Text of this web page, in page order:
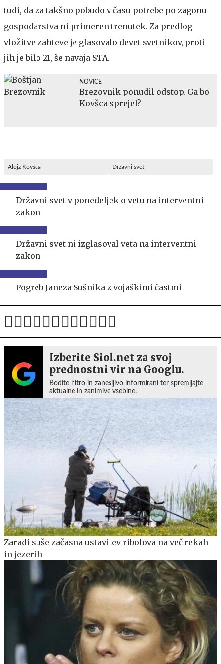
tudi, da za takšno pobudo v času potrebe po zagonu
gospodarstva ni primeren trenutek. Za predlog
vložitve zahteve je glasovalo devet svetnikov, proti
jih je bilo 21, še navaja STA.
NOVICE
Brezovnik ponudil odstop. Ga bo
Kovšca sprejel?
Alojz Kovšca Državni svet
Državni svet v ponedeljek o vetu na interventni
zakon
Državni svet ni izglasoval veta na interventni
zakon
Pogreb Janeza Sušnika z vojaškimi častmi
Izberite Siol.net za svoj
prednostni vir na Googlu.
Bodite hitro in zanesljivo informirani ter spremljajte
aktualne in zanimive vsebine.
Zaradi suše začasna ustavitev ribolova na več rekah
in jezerih